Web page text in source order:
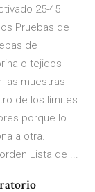
25-45
Pruebas de
de
o tejidos
las muestras
de los límites
porque lo
a otra.
Lista de ...